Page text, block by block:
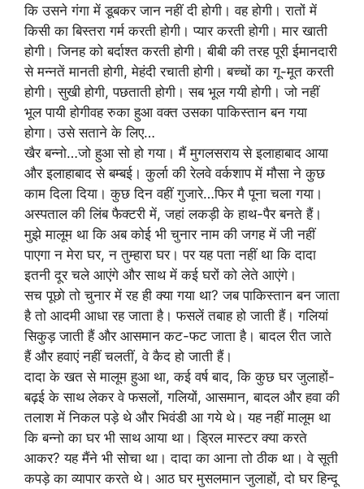
कि उसने गंगा में डूबकर जान नहीं दी होगी। वह होगी। रातों में
किसी का बिस्तरा गर्म करती होगी। प्यार करती होगी। मार खाती
होगी। जिनह को बर्दाश्त करती होगी। बीबी की तरह पूरी ईमानदारी
से मन्नतें मानती होगी, मेहंदी रचाती होगी। बच्चों का गू-मूत करती
होगी। सुखी होगी, पछताती होगी। सब भूल गयी होगी। जो नहीं
भूल पायी होगीवह रुका हुआ वक्त उसका पाकिस्तान बन गया
होगा। उसे सताने के लिए…
खैर बन्नो…जो हुआ सो हो गया। मैं मुगलसराय से इलाहाबाद आया
और इलाहाबाद से बम्बई। कुर्ला की रेलवे वर्कशाप में मौसा ने कुछ
काम दिला दिया। कुछ दिन वहीं गुजारे…फिर मै पूना चला गया।
अस्पताल की लिंब फैक्टरी में, जहां लकड़ी के हाथ-पैर बनते हैं।
मुझे मालूम था कि अब कोई भी चुनार नाम की जगह में जी नहीं
पाएगा न मेरा घर, न तुम्हारा घर। पर यह पता नहीं था कि दादा
इतनी दूर चले आएंगे और साथ में कई घरों को लेते आएंगे।
सच पूछो तो चुनार में रह ही क्या गया था? जब पाकिस्तान बन जाता
है तो आदमी आधा रह जाता है। फसलें तबाह हो जाती हैं। गलियां
सिकुड़ जाती हैं और आसमान कट-फट जाता है। बादल रीत जाते
हैं और हवाएं नहीं चलतीं, वे कैद हो जाती हैं।
दादा के खत से मालूम हुआ था, कई वर्ष बाद, कि कुछ घर जुलाहों-
बढ़ई के साथ लेकर वे फसलों, गलियों, आसमान, बादल और हवा की
तलाश में निकल पड़े थे और भिवंडी आ गये थे। यह नहीं मालूम था
कि बन्नो का घर भी साथ आया था। ड्रिल मास्टर क्या करते
आकर? यह मैंने भी सोचा था। दादा का आना तो ठीक था। वे सूती
कपड़े का व्यापार करते थे। आठ घर मुसलमान जुलाहों, दो घर हिन्दू